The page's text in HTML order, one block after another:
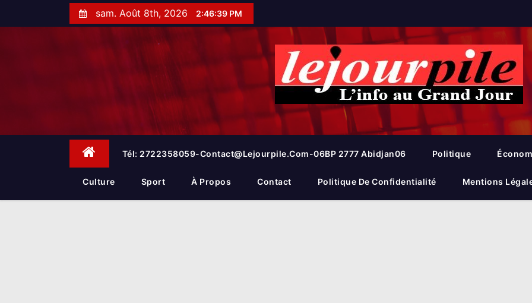
t
sam. Août 8th, 2026 2:46:41 PM
Tél: 2722358059-Contact@lejourpile.com-06BP 2777 Abidjan06 Politique
Culture Sport À Propos Contact Politique De Confidentialité Mentions